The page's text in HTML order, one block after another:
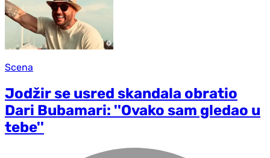
Scena
Jodžir se usred skandala obratio
Dari Bubamari: ''Ovako sam gledao u
tebe''